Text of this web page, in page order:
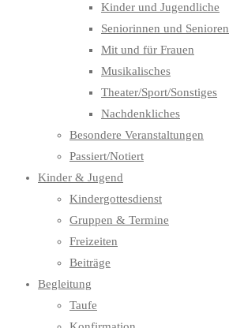
Kinder und Jugendliche
Seniorinnen und Senioren
Mit und für Frauen
Musikalisches
Theater/Sport/Sonstiges
Nachdenkliches
Besondere Veranstaltungen
Passiert/Notiert
Kinder & Jugend
Kindergottesdienst
Gruppen & Termine
Freizeiten
Beiträge
Begleitung
Taufe